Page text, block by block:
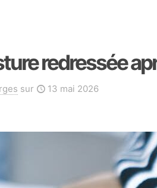
redressée
sur 13 mai 2026